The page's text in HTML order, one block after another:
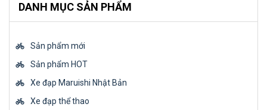
DANH MỤC SẢN PHẨM
Sản phẩm mới
Sản phẩm HOT
Xe đạp Maruishi Nhật Bản
Xe đạp thể thao